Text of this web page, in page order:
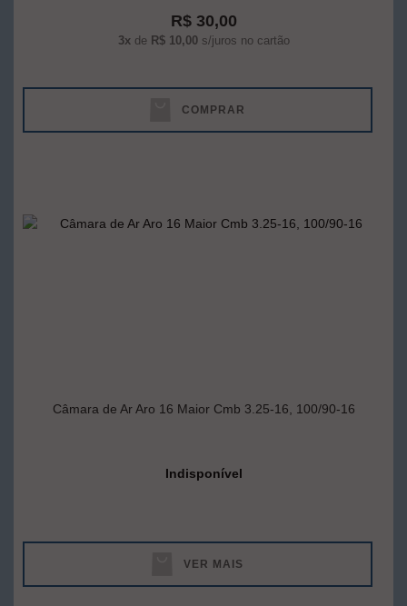
R$ 30,00
3xde R$ 10,00s/juros no cartão
COMPRAR
Câmara de Ar Aro 16 Maior Cmb 3.25-16, 100/90-16
Indisponível
VER MAIS